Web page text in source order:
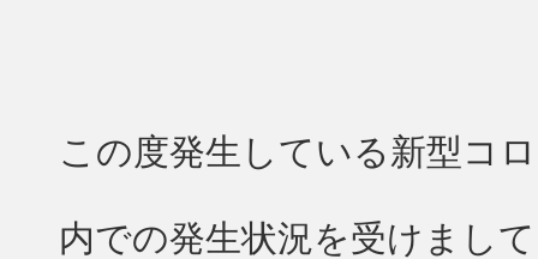
この度発生している新型コ
内での発生状況を受けまし